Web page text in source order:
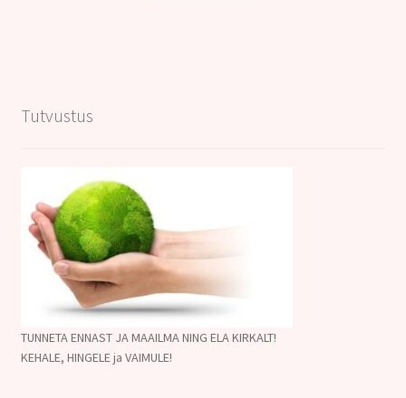
Tutvustus
TUNNETA ENNAST JA MAAILMA NING ELA KIRKALT!
KEHALE, HINGELE ja VAIMULE!